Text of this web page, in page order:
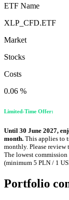
ETF Name
XLP_CFD.ETF
Market
Stocks
Costs
0.06 %
Limited-Time Offer:
Until 30 June 2027,
month. This applies to
monthly. Please
The lowest
(minimum 5 PLN / 1
Portfolio